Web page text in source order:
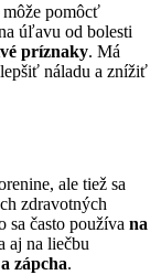
môže pomôcť
úľavu od bolesti
príznaky. Má
náladu a znížiť
ale tiež sa
zdravotných
sa často používa na
aj na liečbu
zápcha.